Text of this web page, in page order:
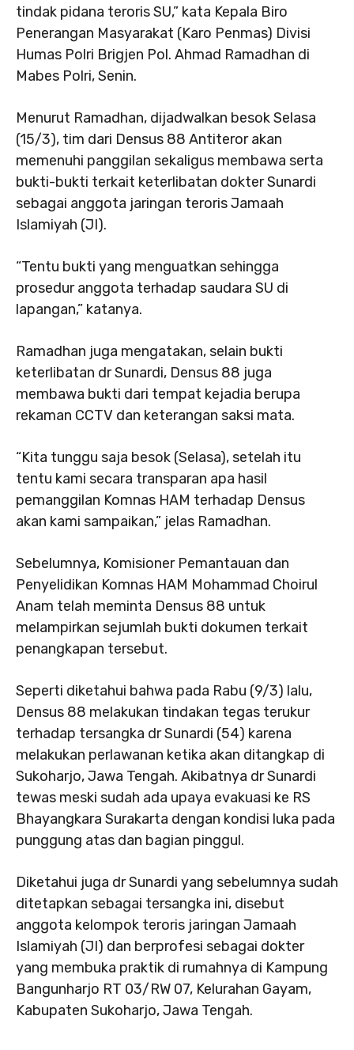
tindak pidana teroris SU,” kata Kepala Biro
Penerangan Masyarakat (Karo Penmas) Divisi
Humas Polri Brigjen Pol. Ahmad Ramadhan di
Mabes Polri, Senin.
Menurut Ramadhan, dijadwalkan besok Selasa
(15/3), tim dari Densus 88 Antiteror akan
memenuhi panggilan sekaligus membawa serta
bukti-bukti terkait keterlibatan dokter Sunardi
sebagai anggota jaringan teroris Jamaah
Islamiyah (JI).
“Tentu bukti yang menguatkan sehingga
prosedur anggota terhadap saudara SU di
lapangan,” katanya.
Ramadhan juga mengatakan, selain bukti
keterlibatan dr Sunardi, Densus 88 juga
membawa bukti dari tempat kejadia berupa
rekaman CCTV dan keterangan saksi mata.
“Kita tunggu saja besok (Selasa), setelah itu
tentu kami secara transparan apa hasil
pemanggilan Komnas HAM terhadap Densus
akan kami sampaikan,” jelas Ramadhan.
Sebelumnya, Komisioner Pemantauan dan
Penyelidikan Komnas HAM Mohammad Choirul
Anam telah meminta Densus 88 untuk
melampirkan sejumlah bukti dokumen terkait
penangkapan tersebut.
Seperti diketahui bahwa pada Rabu (9/3) lalu,
Densus 88 melakukan tindakan tegas terukur
terhadap tersangka dr Sunardi (54) karena
melakukan perlawanan ketika akan ditangkap di
Sukoharjo, Jawa Tengah. Akibatnya dr Sunardi
tewas meski sudah ada upaya evakuasi ke RS
Bhayangkara Surakarta dengan kondisi luka pada
punggung atas dan bagian pinggul.
Diketahui juga dr Sunardi yang sebelumnya sudah
ditetapkan sebagai tersangka ini, disebut
anggota kelompok teroris jaringan Jamaah
Islamiyah (JI) dan berprofesi sebagai dokter
yang membuka praktik di rumahnya di Kampung
Bangunharjo RT 03/RW 07, Kelurahan Gayam,
Kabupaten Sukoharjo, Jawa Tengah.